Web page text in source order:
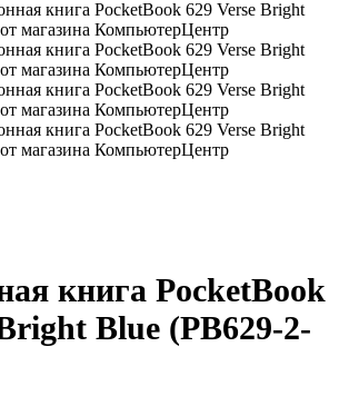
книга PocketBook
Blue (PB629-2-